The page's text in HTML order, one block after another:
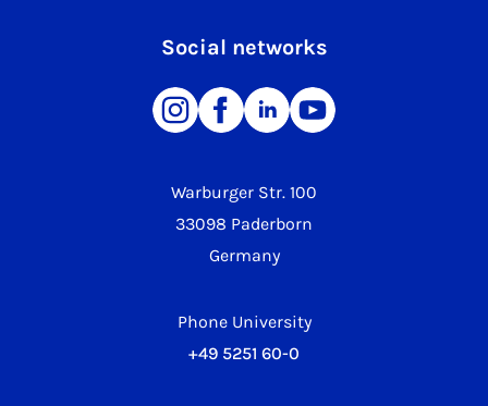
Warburger Str. 100
33098 Paderborn
Germany
Phone University
+49 5251 60-0
Social networks